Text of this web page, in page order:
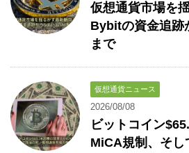
仮想通貨市場を
Bybitの資金追跡
まで
仮想通貨ニュース
2026/08/08
ビットコイン
MiCA規制、そし